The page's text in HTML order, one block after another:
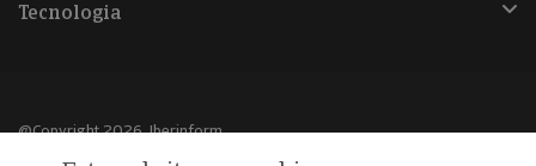
Tecnologia
@Copyright 2026, Iberinform